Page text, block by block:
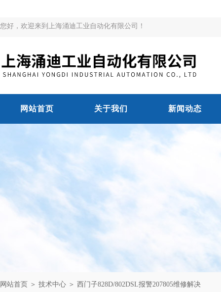
您好，欢迎来到上海涌迪工业自动化有限公司！
网站首页 关于我们 新闻动态
网站首页 ＞ 技术中心 ＞ 西门子828D/802DSL报警207805维修解决